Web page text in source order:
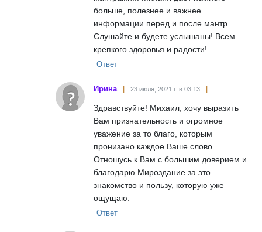
больше, полезнее и важнее
информации перед и после мантр.
Слушайте и будете услышаны! Всем
крепкого здоровья и радости!
Ответ
Ирина 23 июля, 2021 г. в 03:13
Здравствуйте! Михаил, хочу выразить
Вам признательность и огромное
уважение за то благо, которым
пронизано каждое Ваше слово.
Отношусь к Вам с большим доверием и
благодарю Мироздание за это
знакомство и пользу, которую уже
ощущаю.
Ответ